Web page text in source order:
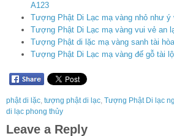
A123
Tượng Phật Di Lạc mạ vàng nhỏ như ý
Tượng Phật Di Lạc mạ vàng vui vẻ an
Tượng Phật di lặc mạ vàng sanh tài
Tượng Phật Di Lạc mạ vàng đế gỗ tài
phật di lặc tượng phật di lạc Tượng Phật Di lạc
di lạc phong thủy
Leave a Reply